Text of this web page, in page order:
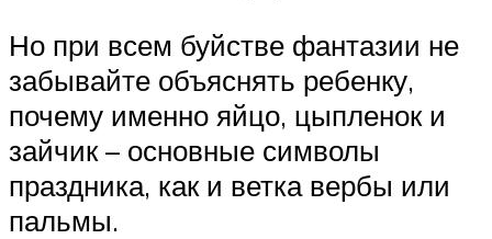
Но при всем буйстве фантазии не
забывайте объяснять ребенку,
почему именно яйцо, цыпленок и
зайчик – основные символы
праздника, как и ветка вербы или
пальмы.